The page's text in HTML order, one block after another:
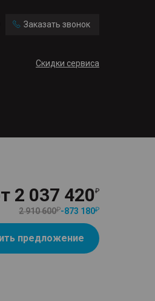
Заказать звонок
Скидки сервиса
2 037 420
2 910 600 -873 180
предложение